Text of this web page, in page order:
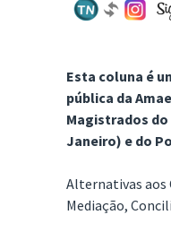
Esta coluna é
pública da
Magistrados do
Janeiro) e do
Alternativas aos
Mediação,